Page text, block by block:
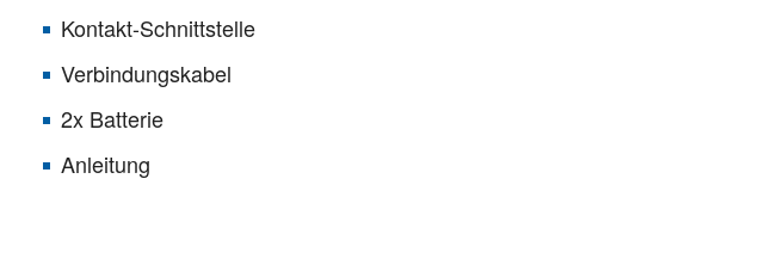
Kontakt-Schnittstelle
Verbindungskabel
2x Batterie
Anleitung